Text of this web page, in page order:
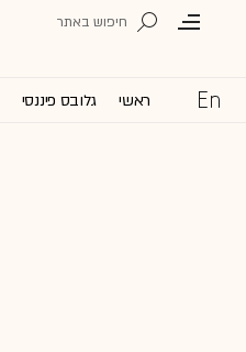
ראשי גלובס פיננסי